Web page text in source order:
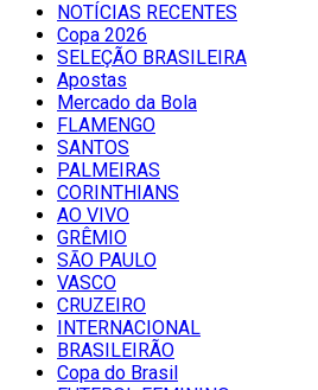
NOTÍCIAS RECENTES
Copa 2026
SELEÇÃO BRASILEIRA
Apostas
Mercado da Bola
FLAMENGO
SANTOS
PALMEIRAS
CORINTHIANS
AO VIVO
GRÊMIO
SĀO PAULO
VASCO
CRUZEIRO
INTERNACIONAL
BRASILEIRÃO
Copa do Brasil